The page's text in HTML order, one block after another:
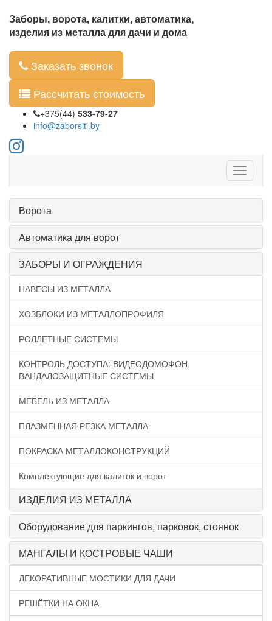
Заборы, ворота, калитки, автоматика,
изделия из металла для дачи и дома
Заказать звонок
Рассчитать стоимость
+375(44) 533-79-27
info@zaborsiti.by
Ворота
Автоматика для ворот
ЗАБОРЫ И ОГРАЖДЕНИЯ
НАВЕСЫ ИЗ МЕТАЛЛА
ХОЗБЛОКИ ИЗ МЕТАЛЛОПРОФИЛЯ
РОЛЛЕТНЫЕ СИСТЕМЫ
КОНТРОЛЬ ДОСТУПА: ВИДЕОДОМОФОН,
ВАНДАЛОЗАЩИТНЫЕ СИСТЕМЫ
МЕБЕЛЬ ИЗ МЕТАЛЛА
ПЛАЗМЕННАЯ РЕЗКА МЕТАЛЛА
ПОКРАСКА МЕТАЛЛОКОНСТРУКЦИЙ
Комплектующие для калиток и ворот
ИЗДЕЛИЯ ИЗ МЕТАЛЛА
Оборудование для паркингов, парковок, стоянок
МАНГАЛЫ И КОСТРОВЫЕ ЧАШИ
ДЕКОРАТИВНЫЕ МОСТИКИ ДЛЯ ДАЧИ
РЕШЁТКИ НА ОКНА